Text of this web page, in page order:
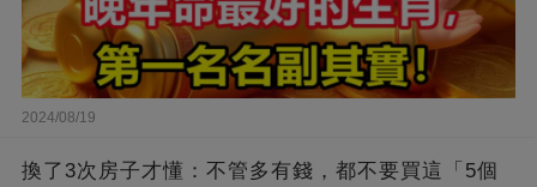
2024/08/19
換了3次房子才懂：不管多有錢，都不要買這「5個